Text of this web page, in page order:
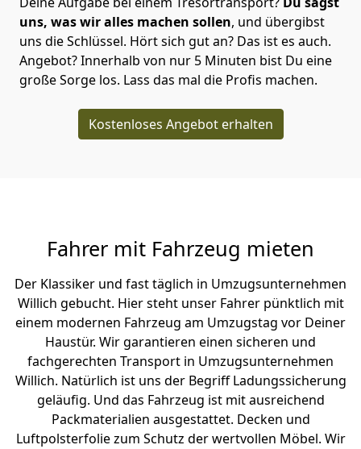
uns, was wir alles machen sollen, und übergibst
uns die Schlüssel. Hört sich gut an? Das ist es auch.
Angebot? Innerhalb von nur 5 Minuten bist Du eine
große Sorge los. Lass das mal die Profis machen.
Kostenloses Angebot erhalten
Fahrer mit Fahrzeug mieten
Der Klassiker und fast täglich in Umzugsunternehmen
Willich gebucht. Hier steht unser Fahrer pünktlich mit
einem modernen Fahrzeug am Umzugstag vor Deiner
Haustür. Wir garantieren einen sicheren und
fachgerechten Transport in Umzugsunternehmen
Willich. Natürlich ist uns der Begriff Ladungssicherung
geläufig. Und das Fahrzeug ist mit ausreichend
Packmaterialien ausgestattet. Decken und
Luftpolsterfolie zum Schutz der wertvollen Möbel. Wir